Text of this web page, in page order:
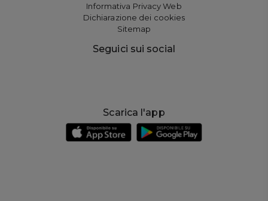
Informativa Privacy Web
Dichiarazione dei cookies
Sitemap
Seguici sui social
Scarica l'app